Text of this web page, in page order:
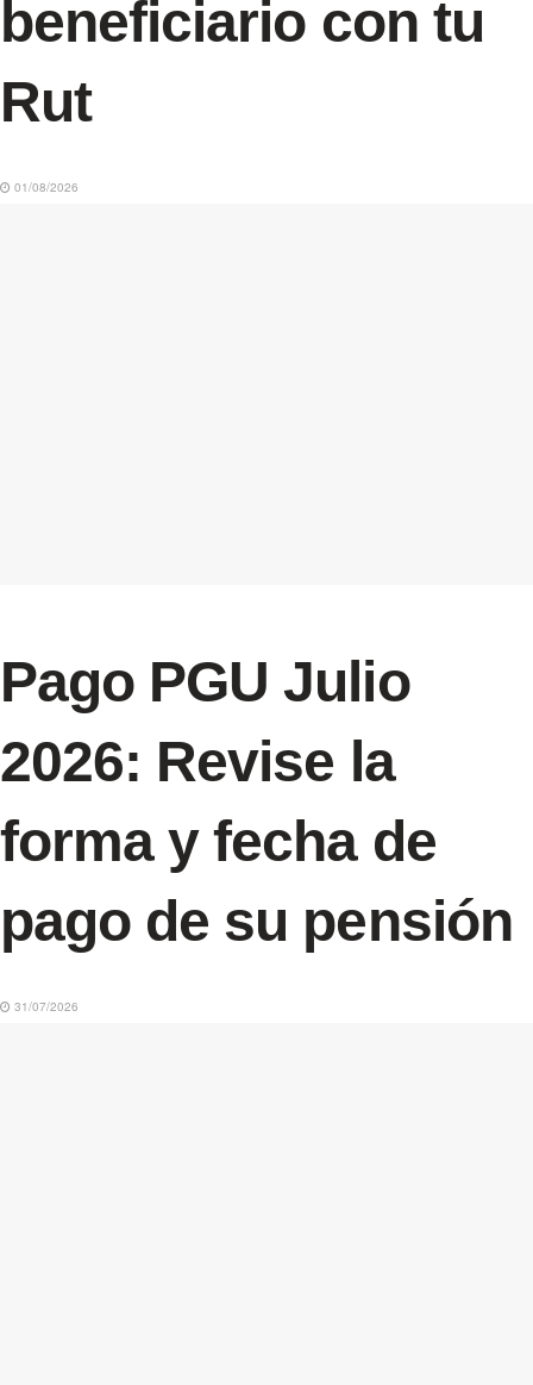
beneficiario con tu
Rut
01/08/2026
Pago PGU Julio
2026: Revise la
forma y fecha de
pago de su pensión
31/07/2026